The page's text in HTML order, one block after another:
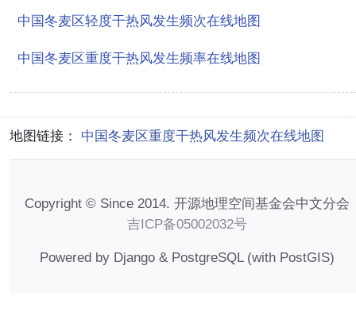
中国冬麦区轻度干热风发生频次在线地图
中国冬麦区重度干热风发生频率在线地图
地图链接： 中国冬麦区重度干热风发生频次在线地图
Copyright © Since 2014. 开源地理空间基金会中文分会
吉ICP备05002032号
Powered by Django & PostgreSQL (with PostGIS)